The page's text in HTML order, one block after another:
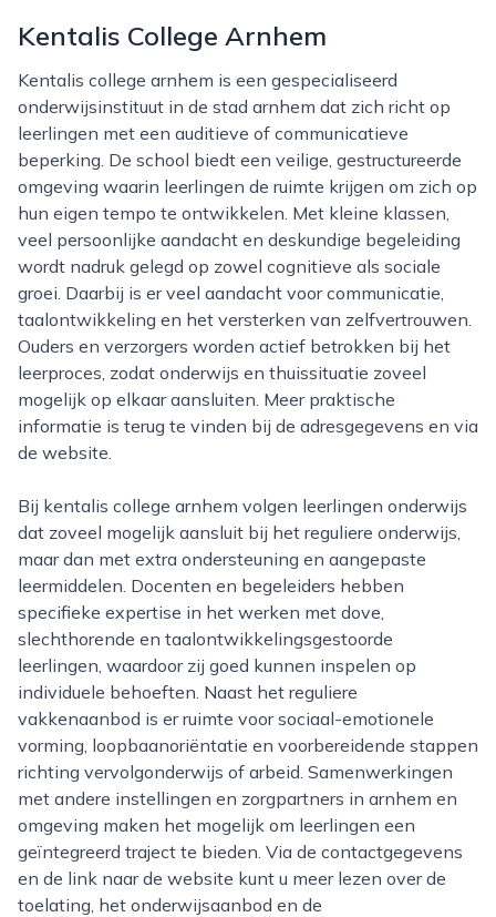
Kentalis College Arnhem
Kentalis college arnhem is een gespecialiseerd
onderwijsinstituut in de stad arnhem dat zich richt op
leerlingen met een auditieve of communicatieve
beperking. De school biedt een veilige, gestructureerde
omgeving waarin leerlingen de ruimte krijgen om zich op
hun eigen tempo te ontwikkelen. Met kleine klassen,
veel persoonlijke aandacht en deskundige begeleiding
wordt nadruk gelegd op zowel cognitieve als sociale
groei. Daarbij is er veel aandacht voor communicatie,
taalontwikkeling en het versterken van zelfvertrouwen.
Ouders en verzorgers worden actief betrokken bij het
leerproces, zodat onderwijs en thuissituatie zoveel
mogelijk op elkaar aansluiten. Meer praktische
informatie is terug te vinden bij de adresgegevens en via
de website.
Bij kentalis college arnhem volgen leerlingen onderwijs
dat zoveel mogelijk aansluit bij het reguliere onderwijs,
maar dan met extra ondersteuning en aangepaste
leermiddelen. Docenten en begeleiders hebben
specifieke expertise in het werken met dove,
slechthorende en taalontwikkelingsgestoorde
leerlingen, waardoor zij goed kunnen inspelen op
individuele behoeften. Naast het reguliere
vakkenaanbod is er ruimte voor sociaal-emotionele
vorming, loopbaanoriëntatie en voorbereidende stappen
richting vervolgonderwijs of arbeid. Samenwerkingen
met andere instellingen en zorgpartners in arnhem en
omgeving maken het mogelijk om leerlingen een
geïntegreerd traject te bieden. Via de contactgegevens
en de link naar de website kunt u meer lezen over de
toelating, het onderwijsaanbod en de